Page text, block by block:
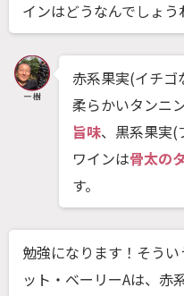
インはどうなんでしょう
赤系果実(イチゴ
柔らかいタンニ
旨味、黒系果実(
ワインは骨太の
す。
勉強になります！そう
ット・ベーリーAは、赤